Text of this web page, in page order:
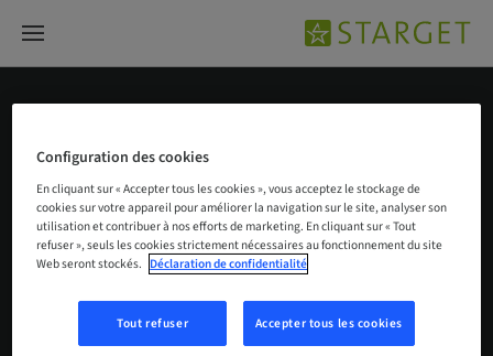
Chirurgie guidée
Configuration des cookies
En cliquant sur « Accepter tous les cookies », vous acceptez le stockage de
cookies sur votre appareil pour améliorer la navigation sur le site, analyser son
utilisation et contribuer à nos efforts de marketing. En cliquant sur « Tout
refuser », seuls les cookies strictement nécessaires au fonctionnement du site
Web seront stockés. Déclaration de confidentialité
Tout refuser Accepter tous les cookies